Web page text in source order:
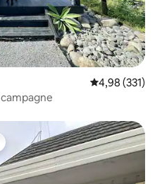
Note
4,98 (331)
les plus aimés